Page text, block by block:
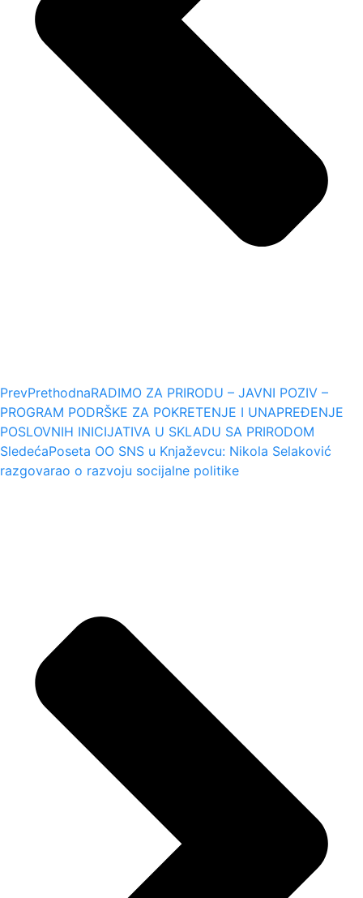
PrevPrethodnaRADIMO ZA PRIRODU – JAVNI POZIV –
PROGRAM PODRŠKE ZA POKRETENJE I UNAPREĐENJE
POSLOVNIH INICIJATIVA U SKLADU SA PRIRODOM
SledećaPoseta OO SNS u Knjaževcu: Nikola Selaković
razgovarao o razvoju socijalne politike